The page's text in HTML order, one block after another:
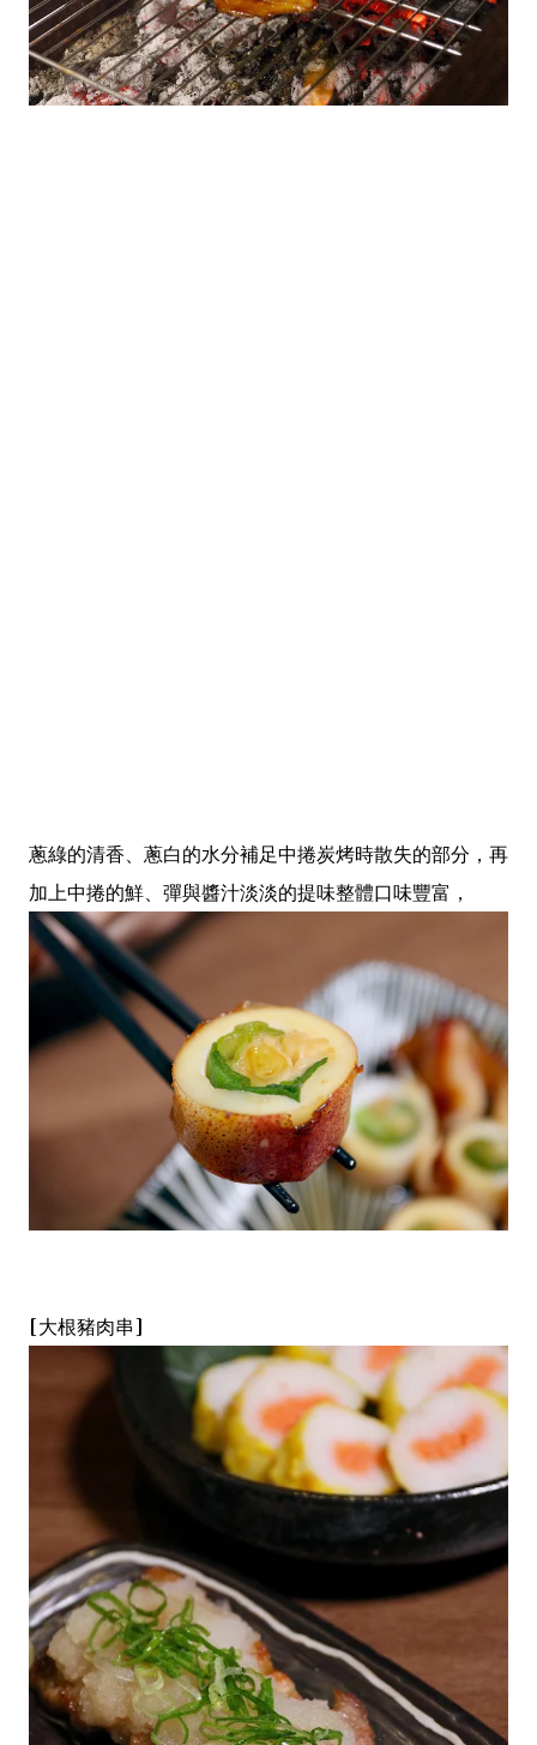
蔥綠的清香、蔥白的水分補足中捲炭烤時散失的部分，再
加上中捲的鮮、彈與醬汁淡淡的提味整體口味豐富，
[大根豬肉串]